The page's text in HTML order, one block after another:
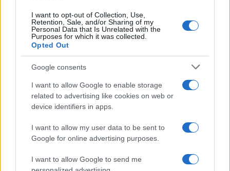
I want to opt-out of Collection, Use,
Retention, Sale, and/or Sharing of my
Personal Data that Is Unrelated with the
Purposes for which it was collected.
Opted Out
Google consents
I want to allow Google to enable storage
related to advertising like cookies on web or
device identifiers in apps.
I want to allow my user data to be sent to
Google for online advertising purposes.
I want to allow Google to send me
Πιο δημοφιλή
Πάρος: «Αν ήταν κάποιος πάνω από την
πισίνα, δε θα είχα θρηνήσει το παιδί μου» –
Η σπαρακτική περιγραφή του πατέρα και
τα κενά στους ισχυρισμούς του ιδιοκτήτη
του beach bar
Μετέτρεψαν το Σαρακήνικο της Μήλου σε
ελικοδρόμιο – «Πάρκαραν» το ελικόπτερο
τους για να κάνουν μπάνιο
Μπρίτνεϊ Σπίαρς: Έκανε αποτυχημένο
εμπειρία της